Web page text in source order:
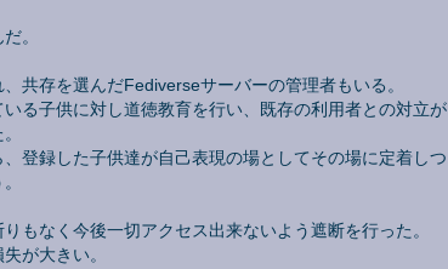
。
共存を選んだFediverseサーバーの管理者もいる。
る子供に対し道徳教育を行い、既存の利用者との対立が
登録した子供達が自己表現の場としてその場に定着しつ
もなく今後一切アクセス出来ないよう遮断を行った。
が大きい。